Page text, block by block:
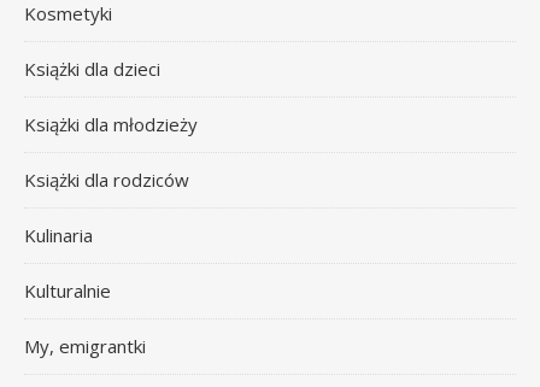
Kosmetyki
Książki dla dzieci
Książki dla młodzieży
Książki dla rodziców
Kulinaria
Kulturalnie
My, emigrantki